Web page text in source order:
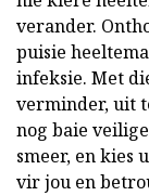
verander.
puisie
infeksie. Met
verminder, uit
nog baie
smeer, en kies
vir jou en